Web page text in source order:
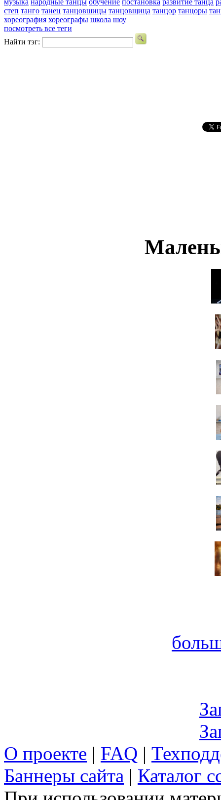
музыка народные танцы обучение постановка развитие танца
степ танго танец танцовшицы танцовщица танцор танцоры
хореография хореографы школа шоу
посмотреть все теги
Найти тэг:
О проекте | FAQ |
Баннеры сайта | Каталог